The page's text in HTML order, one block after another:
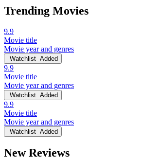
Trending Movies
9.9
Movie title
Movie year and genres
Watchlist Added
9.9
Movie title
Movie year and genres
Watchlist Added
9.9
Movie title
Movie year and genres
Watchlist Added
New Reviews